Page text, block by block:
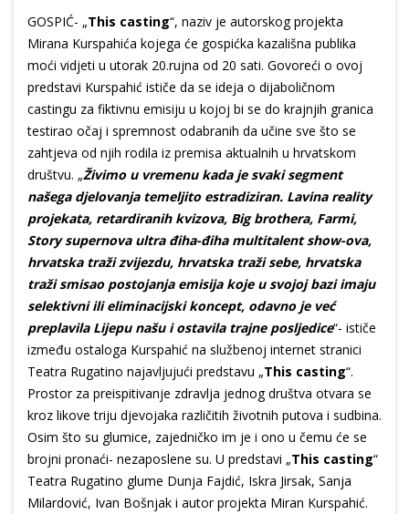
GOSPIĆ- „This casting“, naziv je autorskog projekta
Mirana Kurspahića kojega će gospićka kazališna publika
moći vidjeti u utorak 20.rujna od 20 sati. Govoreći o ovoj
predstavi Kurspahić ističe da se ideja o dijaboličnom
castingu za fiktivnu emisiju u kojoj bi se do krajnjih granica
testirao očaj i spremnost odabranih da učine sve što se
zahtjeva od njih rodila iz premisa aktualnih u hrvatskom
društvu. „Živimo u vremenu kada je svaki segment
našega djelovanja temeljito estradiziran. Lavina reality
projekata, retardiranih kvizova, Big brothera, Farmi,
Story supernova ultra điha-điha multitalent show-ova,
hrvatska traži zvijezdu, hrvatska traži sebe, hrvatska
traži smisao postojanja emisija koje u svojoj bazi imaju
selektivni ili eliminacijski koncept, odavno je već
preplavila Lijepu našu i ostavila trajne posljedice“- ističe
između ostaloga Kurspahić na službenoj internet stranici
Teatra Rugatino najavljujući predstavu „This casting“.
Prostor za preispitivanje zdravlja jednog društva otvara se
kroz likove triju djevojaka različitih životnih putova i sudbina.
Osim što su glumice, zajedničko im je i ono u čemu će se
brojni pronaći- nezaposlene su. U predstavi „This casting“
Teatra Rugatino glume Dunja Fajdić, Iskra Jirsak, Sanja
Milardović, Ivan Bošnjak i autor projekta Miran Kurspahić.